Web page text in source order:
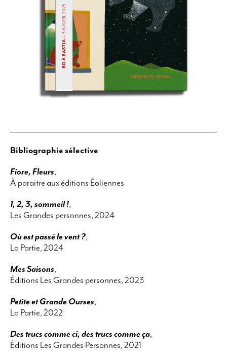
Bibliographie sélective
Fiore, Fleurs,
À paraitre aux éditions Éoliennes
1, 2, 3, sommeil !,
Les Grandes personnes, 2024
Où est passé le vent ?,
La Partie, 2024
Mes Saisons,
Éditions Les Grandes personnes, 2023
Petite et Grande Ourses,
La Partie, 2022
Des trucs comme ci, des trucs comme ça,
Éditions Les Grandes Personnes, 2021